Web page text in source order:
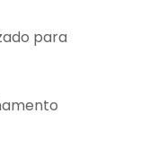
para